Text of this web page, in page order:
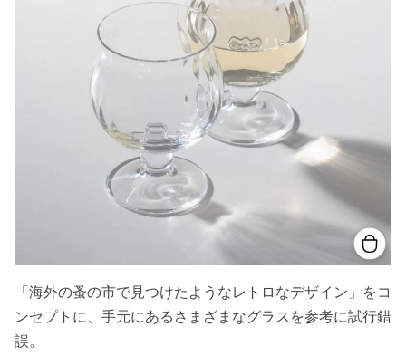
「海外の蚤の市で見つけたようなレトロなデザイン」をコ
ンセプトに、手元にあるさまざまなグラスを参考に試行錯
誤。